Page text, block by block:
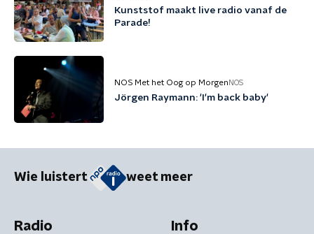
Kunststof maakt live radio vanaf de
Parade!
NOS Met het Oog op Morgen NOS
Jörgen Raymann: 'I'm back baby'
Wie luistert weet meer
Radio Info